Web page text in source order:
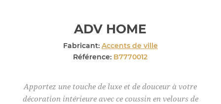
ADV HOME
Fabricant: Accents de ville
Référence: B7770012
Apportez une touche de luxe et de douceur à votre
décoration intérieure avec ce coussin en velours de